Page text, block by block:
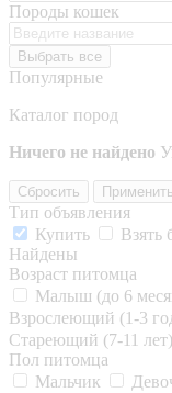
Породы кошек
Выбрать все
Популярные
Каталог пород
Ничего не найдено
Сбросить Применить
Тип объявления
Купить
Взять
Найдены
Возраст питомца
Малыш (до 6
Взрослеющий (1-3
Стареющий (7-11 лет)
Пол питомца
Мальчик